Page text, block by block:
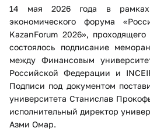
14 мая 2026 года в рамках
экономического форума
KazanForum 2026»,
состоялось подписание
между Финансовым
Российской Федерации и
Подписи под документом
университета Станислав
исполнительный директор
Азми Омар.